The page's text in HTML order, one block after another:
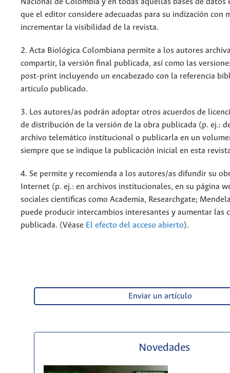
Nacional de Colombia y en todas aquellas bases de datos
que el editor considere adecuadas para su indización con
incrementar la visibilidad de la revista.
2. Acta Biológica Colombiana permite a los autores
compartir, la versión final publicada, así como las
post-print incluyendo un encabezado con la referencia
articulo publicado.
3. Los autores/as podrán adoptar otros acuerdos de
de distribución de la versión de la obra publicada (p. ej.:
archivo telemático institucional o publicarla en un
siempre que se indique la publicación inicial en esta
4. Se permite y recomienda a los autores/as difundir su
Internet (p. ej.: en archivos institucionales, en su página
sociales cientificas como Academia, Researchgate;
puede producir intercambios interesantes y aumentar las
publicada. (Véase El efecto del acceso abierto).
Enviar un artículo
Novedades